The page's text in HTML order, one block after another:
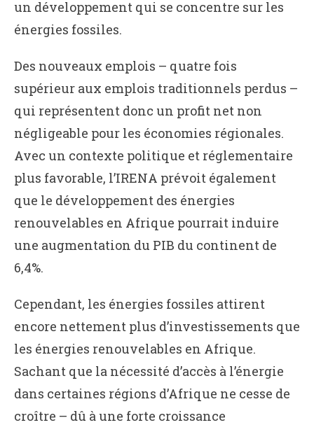
un développement qui se concentre sur les
énergies fossiles.
Des nouveaux emplois – quatre fois
supérieur aux emplois traditionnels perdus –
qui représentent donc un profit net non
négligeable pour les économies régionales.
Avec un contexte politique et réglementaire
plus favorable, l’IRENA prévoit également
que le développement des énergies
renouvelables en Afrique pourrait induire
une augmentation du PIB du continent de
6,4%.
Cependant, les énergies fossiles attirent
encore nettement plus d’investissements que
les énergies renouvelables en Afrique.
Sachant que la nécessité d’accès à l’énergie
dans certaines régions d’Afrique ne cesse de
croître – dû à une forte croissance